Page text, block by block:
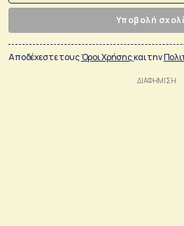
Υποβολή
Αποδέχεστε τουςΌροι Χρήσηςκαι την